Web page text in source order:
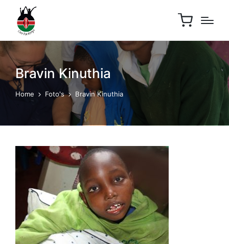
Bravin Kinuthia
Home Foto's Bravin Kinuthia